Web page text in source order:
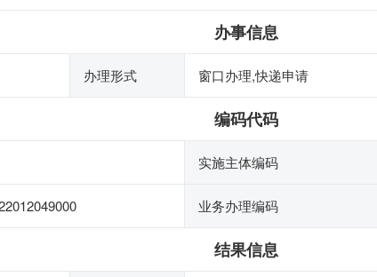
办事信息
办理形式 窗口办理,快递申请
编码代码
实施主体编码
业务办理编码
结果信息